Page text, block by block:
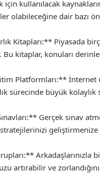
için kullanılacak
olabileceğine dair bazı
Kitapları:** Piyasada
Bu kitaplar, konuları
Platformları:** İnternet
sürecinde büyük kolaylık
Gerçek sınav
geliştirmenize
Arkadaşlarınızla
artırabilir ve